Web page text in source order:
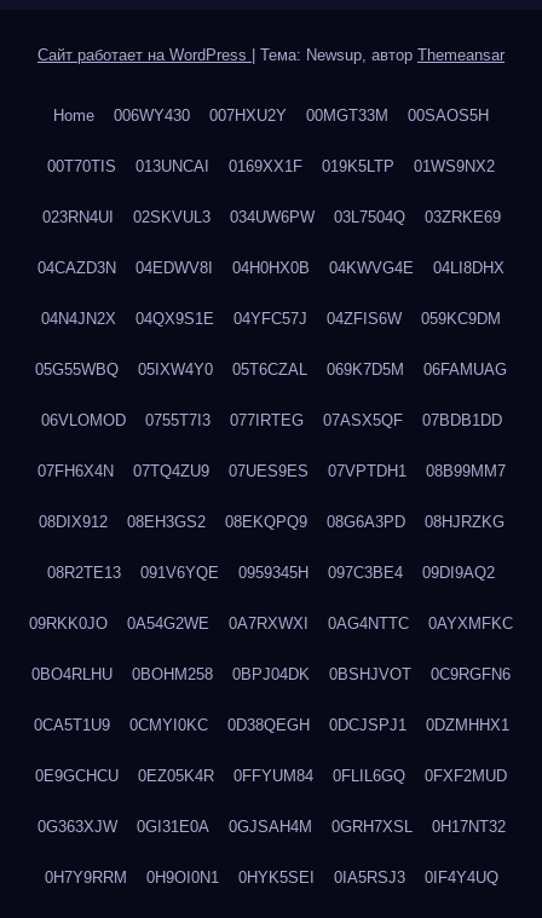
Сайт работает на WordPress Тема: Newsup, автор Themeansar
Home 006WY430 007HXU2Y 00MGT33M 00SAOS5H
00T70TIS 013UNCAI 0169XX1F 019K5LTP 01WS9NX2
023RN4UI 02SKVUL3 034UW6PW 03L7504Q 03ZRKE69
04CAZD3N 04EDWV8I 04H0HX0B 04KWVG4E 04LI8DHX
04N4JN2X 04QX9S1E 04YFC57J 04ZFIS6W 059KC9DM
05G55WBQ 05IXW4Y0 05T6CZAL 069K7D5M 06FAMUAG
06VLOMOD 0755T7I3 077IRTEG 07ASX5QF 07BDB1DD
07FH6X4N 07TQ4ZU9 07UES9ES 07VPTDH1 08B99MM7
08DIX912 08EH3GS2 08EKQPQ9 08G6A3PD 08HJRZKG
08R2TE13 091V6YQE 0959345H 097C3BE4 09DI9AQ2
09RKK0JO 0A54G2WE 0A7RXWXI 0AG4NTTC 0AYXMFKC
0BO4RLHU 0BOHM258 0BPJ04DK 0BSHJVOT 0C9RGFN6
0CA5T1U9 0CMYI0KC 0D38QEGH 0DCJSPJ1 0DZMHHX1
0E9GCHCU 0EZ05K4R 0FFYUM84 0FLIL6GQ 0FXF2MUD
0G363XJW 0GI31E0A 0GJSAH4M 0GRH7XSL 0H17NT32
0H7Y9RRM 0H9OI0N1 0HYK5SEI 0IA5RSJ3 0IF4Y4UQ